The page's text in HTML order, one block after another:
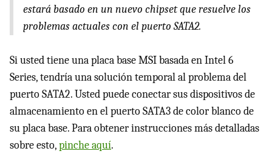
estará basado en un nuevo chipset que resuelve los
problemas actuales con el puerto SATA2.
Si usted tiene una placa baseMSIbasada en Intel 6
Series, tendría una solución temporal al problema del
puerto SATA2. Usted puede conectar sus dispositivos de
almacenamiento en el puerto SATA3 de color blanco de
su placa base. Para obtener instrucciones más detalladas
sobre esto,pinche aquí.